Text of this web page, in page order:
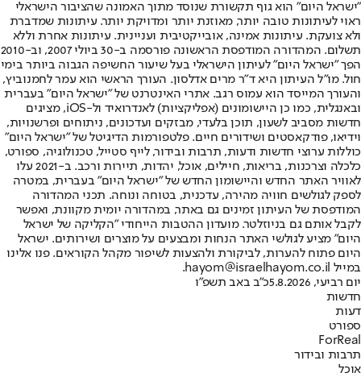
"ישראל היום" הוא גוף תקשורת שנוסד מתוך האמונה שהציבור הישראלי
ראוי לעיתונות טובה יותר, מאוזנת יותר ומדויקת יותר. עיתונות שמדברת
ולא צועקת. עיתונות אמינה, אובייקטיבית ועניינית. עיתונות אחרת וללא
תשלום. המהדורה המודפסת הראשונה פורסמה ב-30 ביולי 2007, וב-2010
הפך "ישראל היום" לעיתון הישראלי בעל שיעור החשיפה הגבוה ביותר בימי
חול. מו"ל העיתון היא ד"ר מרים אדלסון. העורך הראשי הוא עמר לחמנוביץ,
והעורך המייסד הוא עמוס רגב. אתרי האינטרנט של "ישראל היום" בעברית
ובאנגלית, כמו כן היישומונים (אפליקציות) לאנדרואיד ול-iOS, מציגים
חדשות מסביב לשעון, תוכן בלעדי, מבזקים ועדכונים, ניתוחים ופרשנויות,
וידיאו, פודקאסטים ושידורים חיים. פלטפורמות הדיגיטל של "ישראל היום"
כוללות ערוצי חדשות ודעות, תרבות ובידור, לייף סטייל, טכנולוגיה, ספורט,
כלכלה וצרכנות, בריאות, חיילים, אוכל, יהדות, תיירות ורכב. ב-2021 עלו
לאוויר האתר החדש והיישומון החדש של "ישראל היום" בעברית, במטרה
לספק לגולשים חוויה מהירה, עדכנית, בטוחה ונוחה. תכני המהדורה
המודפסת של העיתון זמינים גם באתר, במהדורה יומית מקוונת, ואפשר
לקבל אותם גם בניוזלטר. מועדון ההטבות הייחודי "הקליקה של ישראל
היום" מציע לגולשי האתר הנחות ומבצעים על מוצרים ושירותים. ישראל
היום פתוח להערות, לביקורת ולהצעות לשיפור מקהל הקוראים. פנו אלינו
במייל hayom@israelhayom.co.il.
יום רביעי, 5.8.2026
כ"ב באב תשפ"ו
חדשות
דעות
ספורט
ForReal
תרבות ובידור
אוכל